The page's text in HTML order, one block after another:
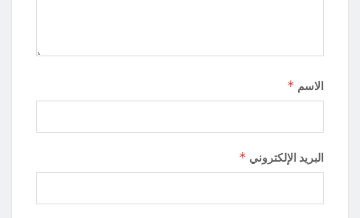
الاسم *
البريد الإلكتروني *